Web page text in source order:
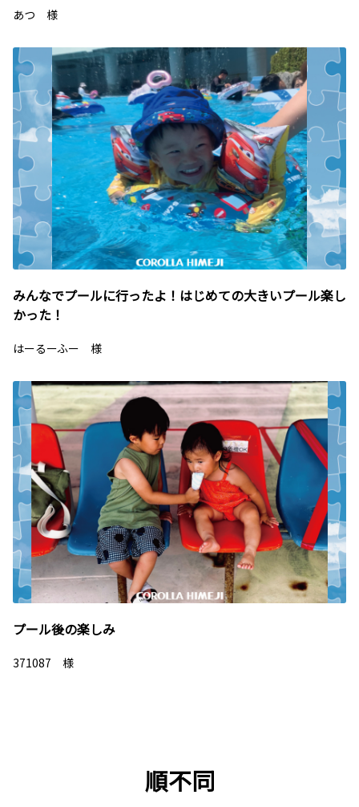
あつ 様
みんなでプールに行ったよ！はじめての大きいプール楽し
かった！
はーるーふー 様
プール後の楽しみ
371087 様
順不同